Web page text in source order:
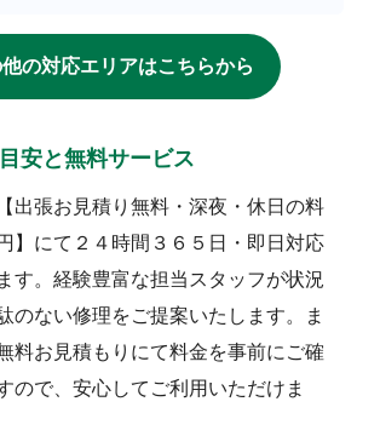
の対応エリアはこちらから
安と無料サービス
出張お見積り無料・深夜・休日の料
】にて２４時間３６５日・即日対応
す。経験豊富な担当スタッフが状況
のない修理をご提案いたします。ま
料お見積もりにて料金を事前にご確
ので、安心してご利用いただけま